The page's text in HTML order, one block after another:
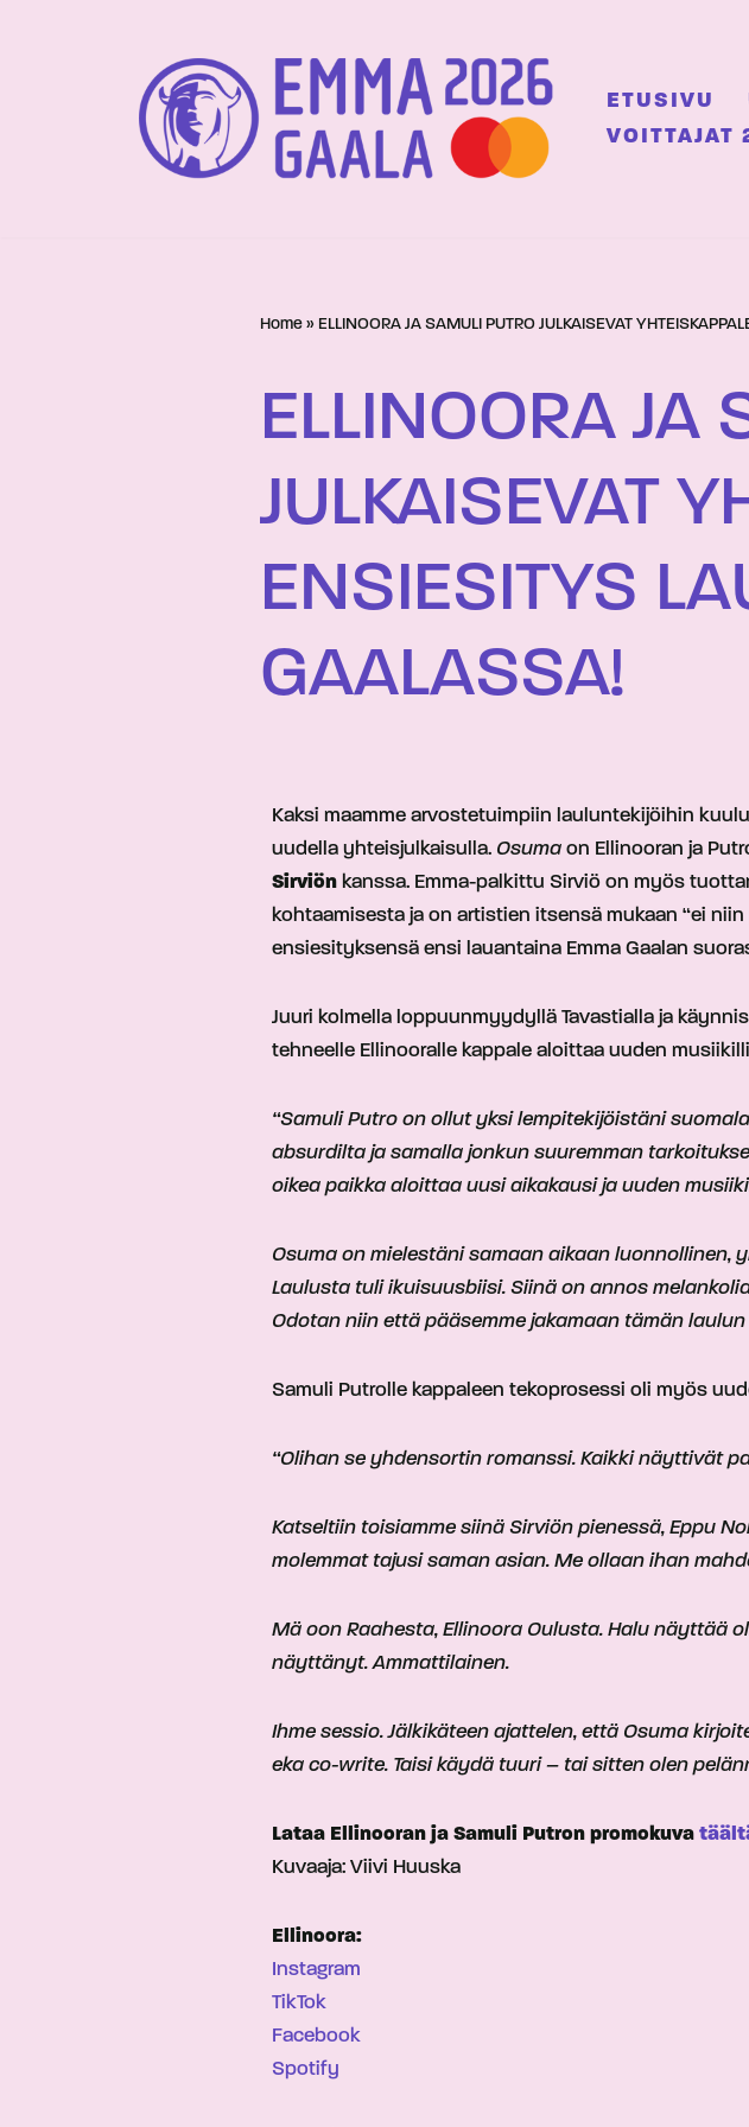
ETUSIVU
VOITTAJAT
Home » ELLINOORA JA SAMULI PUTRO JULKAISEVAT
ELLINOORA JA
JULKAISEVAT
ENSIESITYS
GAALASSA!
Kaksi maamme arvostetuimpiin lauluntekijöihin
uudella yhteisjulkaisulla. Osuma on Ellinooran ja
Sirviön kanssa. Emma-palkittu Sirviö on myös
kohtaamisesta ja on artistien itsensä mukaan “ei
ensiesityksensä ensi lauantaina Emma Gaalan
Juuri kolmella loppuunmyydyllä Tavastialla ja
tehneelle Ellinooralle kappale aloittaa uuden
“Samuli Putro on ollut yksi lempitekijöistäni
absurdilta ja samalla jonkun suuremman
oikea paikka aloittaa uusi aikakausi ja uuden
Osuma on mielestäni samaan aikaan
Laulusta tuli ikuisuusbiisi. Siinä on annos
Odotan niin että pääsemme jakamaan tämän
Samuli Putrolle kappaleen tekoprosessi oli myös
“Olihan se yhdensortin romanssi. Kaikki näyttivät
Katseltiin toisiamme siinä Sirviön pienessä, Eppu
molemmat tajusi saman asian. Me ollaan ihan
Mä oon Raahesta, Ellinoora Oulusta. Halu näyttää
näyttänyt. Ammattilainen.
Ihme sessio. Jälkikäteen ajattelen, että Osuma
eka co-write. Taisi käydä tuuri – tai sitten olen
Lataa Ellinooran ja Samuli Putron promokuva
Kuvaaja: Viivi Huuska
Ellinoora:
Instagram
TikTok
Facebook
Spotify